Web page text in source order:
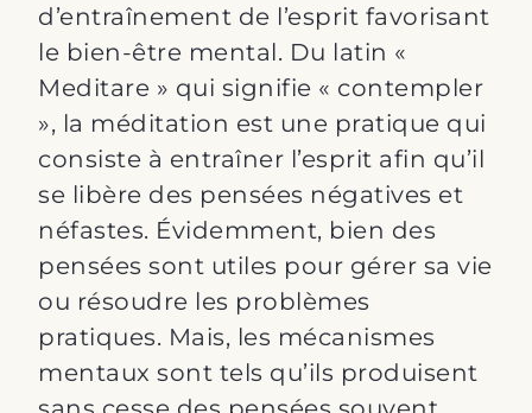
d’entraînement de l’esprit favorisant
le bien-être mental. Du latin «
Meditare » qui signifie « contempler
», la méditation est une pratique qui
consiste à entraîner l’esprit afin qu’il
se libère des pensées négatives et
néfastes. Évidemment, bien des
pensées sont utiles pour gérer sa vie
ou résoudre les problèmes
pratiques. Mais, les mécanismes
mentaux sont tels qu’ils produisent